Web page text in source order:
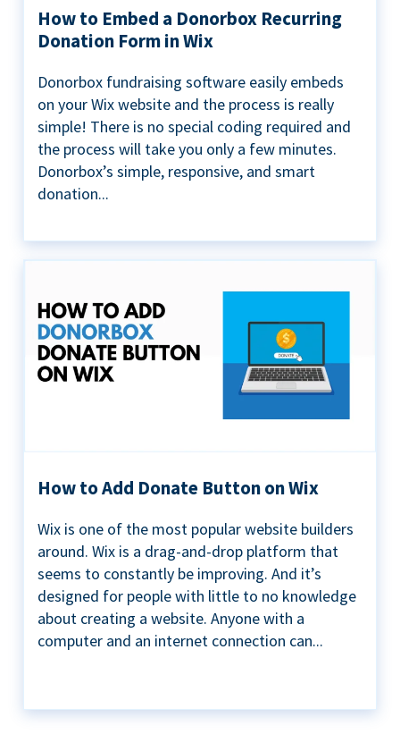
How to Embed a Donorbox Recurring
Donation Form in Wix
Donorbox fundraising software easily embeds
on your Wix website and the process is really
simple! There is no special coding required and
the process will take you only a few minutes.
Donorbox’s simple, responsive, and smart
donation...
How to Add Donate Button on Wix
Wix is one of the most popular website builders
around. Wix is a drag-and-drop platform that
seems to constantly be improving. And it’s
designed for people with little to no knowledge
about creating a website. Anyone with a
computer and an internet connection can...